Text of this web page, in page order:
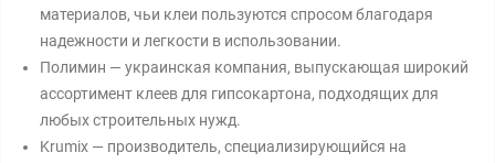
материалов, чьи клеи пользуются спросом благодаря
надежности и легкости в использовании.
Полимин — украинская компания, выпускающая широкий
ассортимент клеев для гипсокартона, подходящих для
любых строительных нужд.
Krumix — производитель, специализирующийся на